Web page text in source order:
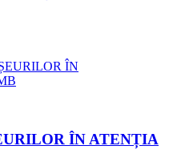
ÎN ATENȚIA